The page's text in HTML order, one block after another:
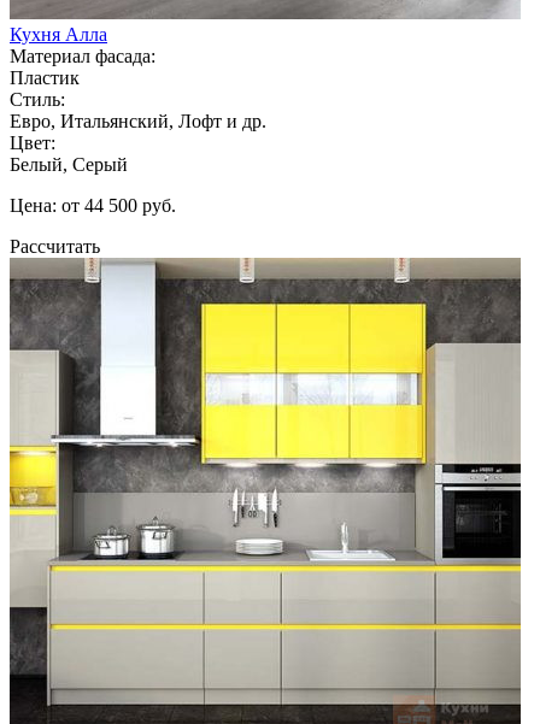
Кухня Алла
Материал фасада:
Пластик
Стиль:
Евро, Итальянский, Лофт и др.
Цвет:
Белый, Серый
Цена: от 44 500 руб.
Рассчитать